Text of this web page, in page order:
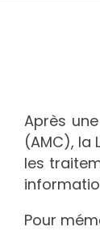
Après
(AMC), la
les
Pour